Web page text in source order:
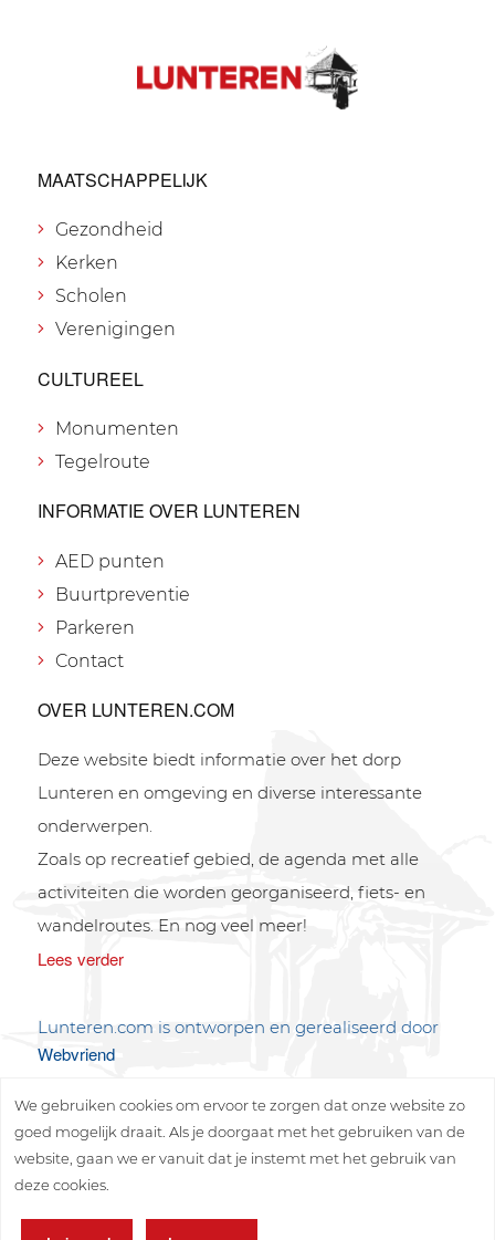
MAATSCHAPPELIJK
Gezondheid
Kerken
Scholen
Verenigingen
CULTUREEL
Monumenten
Tegelroute
INFORMATIE OVER LUNTEREN
AED punten
Buurtpreventie
Parkeren
Contact
OVER LUNTEREN.COM
Deze website biedt informatie over het dorp
Lunteren en omgeving en diverse interessante
onderwerpen.
Zoals op recreatief gebied, de agenda met alle
activiteiten die worden georganiseerd, fiets- en
wandelroutes. En nog veel meer!
Lees verder
Lunteren.com is ontworpen en gerealiseerd door
Webvriend
We gebruiken cookies om ervoor te zorgen dat onze website zo
goed mogelijk draait. Als je doorgaat met het gebruiken van de
website, gaan we er vanuit dat je instemt met het gebruik van
deze cookies.